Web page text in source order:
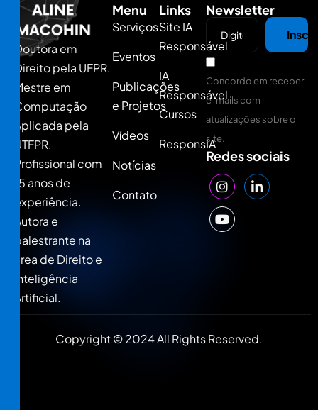
Doutora em
Direito pela UFPR.
Mestre em
Computação
Aplicada pela
UTFPR.
Profissional com
15 anos de
experiência.
Autora e
palestrante na
área de Direito e
Inteligência
Artificial.
Menu
Serviços
Eventos
Publicações
e Projetos
Vídeos
Notícias
Contato
Links
Site IA
Responsável
IA
Responsável
Cursos
ResponsIA
Newsletter
Concordo em receber
e-mails com
atualizações sobre o
site.
Redes sociais
Copyright © 2024 All Rights Reserved.